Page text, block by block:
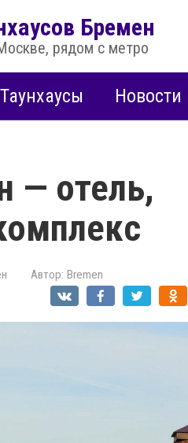
Бремен
рядом с метро
Таунхаусы Новости
— отель,
Автор: Bremen